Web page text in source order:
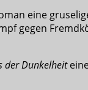
eine
gegen
der Dunkelheit